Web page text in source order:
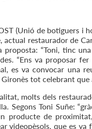
(Unió de botiguers i
restaurador de
“Toni, tinc
“Ens va proposar
es va convocar una
tot celebrant
molts dels
Segons Toni Suñe:
producte de
videopèsols, que es